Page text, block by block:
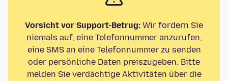
Vorsicht vor Support-Betrug: Wir fordern Sie
niemals auf, eine Telefonnummer anzurufen,
eine SMS an eine Telefonnummer zu senden
oder persönliche Daten preiszugeben. Bitte
melden Sie verdächtige Aktivitäten über die